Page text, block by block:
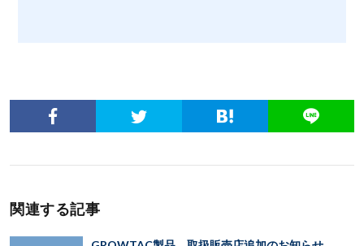
関連する記事